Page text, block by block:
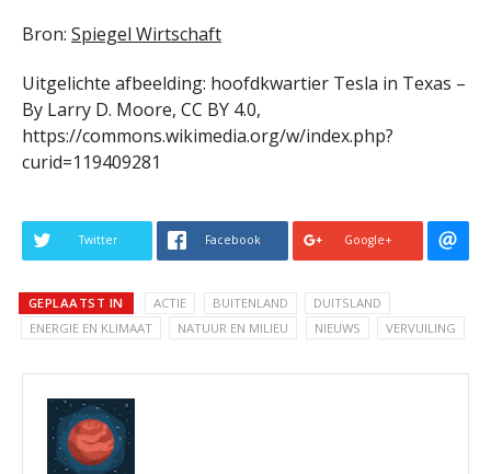
Bron: Spiegel Wirtschaft
Uitgelichte afbeelding: hoofdkwartier Tesla in Texas –
By Larry D. Moore, CC BY 4.0,
https://commons.wikimedia.org/w/index.php?
curid=119409281
Twitter Facebook Google+
GEPLAATST IN ACTIE BUITENLAND
DUITSLAND
ENERGIE EN KLIMAAT
NATUUR EN MILIEU NIEUWS VERVUILING